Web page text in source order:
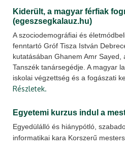
Kiderült, a magyar férfiak
(egeszsegkalauz.hu)
A szociodemográfiai és
fenntartó Gróf Tisza István
kutatásában Ghanem Amr
Tanszék tanársegédje. A magyar
iskolai végzettség és a fogászati
Részletek.
Egyetemi kurzus indul a
Egyedülálló és hiánypótló,
informatikai kara Korszerű